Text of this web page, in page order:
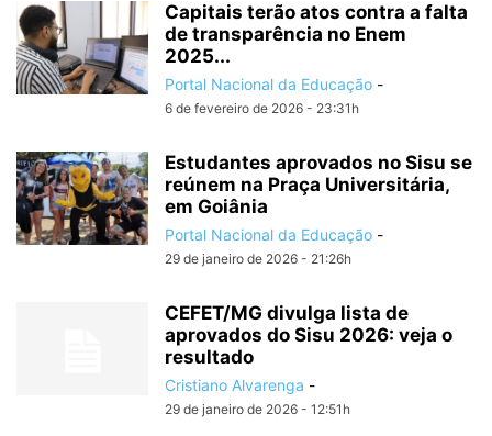
Capitais terão atos contra a falta
de transparência no Enem
2025...
Portal Nacional da Educação -
6 de fevereiro de 2026 - 23:31h
Estudantes aprovados no Sisu se
reúnem na Praça Universitária,
em Goiânia
Portal Nacional da Educação -
29 de janeiro de 2026 - 21:26h
CEFET/MG divulga lista de
aprovados do Sisu 2026: veja o
resultado
Cristiano Alvarenga -
29 de janeiro de 2026 - 12:51h